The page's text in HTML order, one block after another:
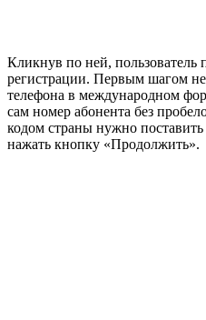
Кликнув по ней, пользователь
регистрации. Первым шагом
телефона в международном
сам номер абонента без
кодом страны нужно
нажать кнопку «Продолжить».